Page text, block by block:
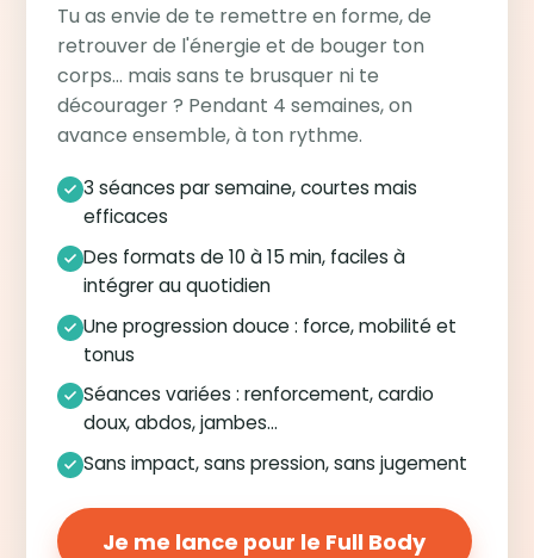
Tu as envie de te remettre en forme, de
retrouver de l'énergie et de bouger ton
corps… mais sans te brusquer ni te
décourager ? Pendant 4 semaines, on
avance ensemble, à ton rythme.
3 séances par semaine, courtes mais
efficaces
Des formats de 10 à 15 min, faciles à
intégrer au quotidien
Une progression douce : force, mobilité et
tonus
Séances variées : renforcement, cardio
doux, abdos, jambes…
Sans impact, sans pression, sans jugement
Je me lance pour le Full Body